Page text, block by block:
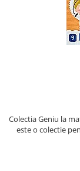
Jurnale/Memorii
Colectia Geniu la
este o colectie